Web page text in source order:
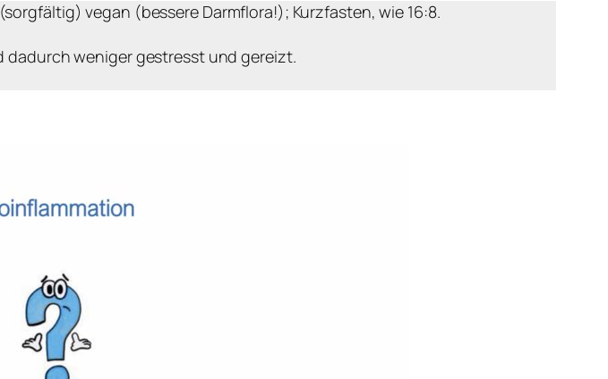
vegan (bessere Darmflora!); Kurzfasten, wie 16:8.
dadurch weniger gestresst und gereizt.